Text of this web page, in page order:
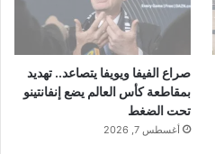
صراع الفيفا ويويفا يتصاعد.. تهديد
بمقاطعة كأس العالم يضع إنفانتينو
تحت الضغط
أغسطس 7, 2026